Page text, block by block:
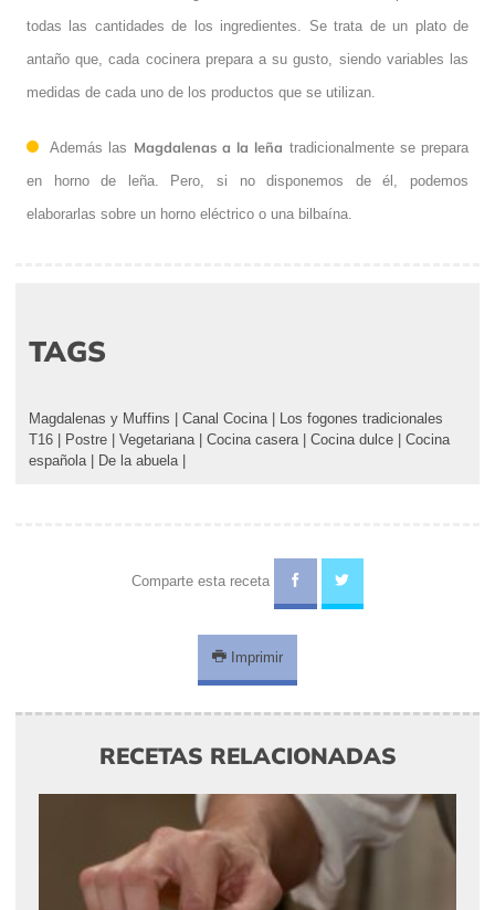
todas las cantidades de los ingredientes. Se trata de un plato de
antaño que, cada cocinera prepara a su gusto, siendo variables las
medidas de cada uno de los productos que se utilizan.
Además las Magdalenas a la leña tradicionalmente se prepara
en horno de leña. Pero, si no disponemos de él, podemos
elaborarlas sobre un horno eléctrico o una bilbaína.
TAGS
Magdalenas y Muffins Canal Cocina
Los fogones tradicionales
T16
Postre Vegetariana Cocina casera Cocina dulce
Cocina
española
De la abuela
Comparte esta receta
Imprimir
RECETAS RELACIONADAS